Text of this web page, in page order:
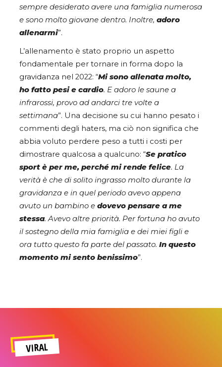
sempre desiderato avere una famiglia numerosa
e sono molto giovane dentro. Inoltre, adoro
allenarmi”.
L’allenamento è stato proprio un aspetto
fondamentale per tornare in forma dopo la
gravidanza nel 2022: “Mi sono allenata molto,
ho fatto pesi e cardio. E adoro le saune a
infrarossi, provo ad andarci tre volte a
settimana”. Una decisione su cui hanno pesato i
commenti degli haters, ma ciò non significa che
abbia voluto perdere peso a tutti i costi per
dimostrare qualcosa a qualcuno: “Se pratico
sport è per me, perché mi rende felice. La
verità è che di solito ingrasso molto durante la
gravidanza e in quel periodo avevo appena
avuto un bambino e dovevo pensare a me
stessa. Avevo altre priorità. Per fortuna ho avuto
il sostegno della mia famiglia e dei miei figli e
ora tutto questo fa parte del passato. In questo
momento mi sento benissimo”.
VIRAL